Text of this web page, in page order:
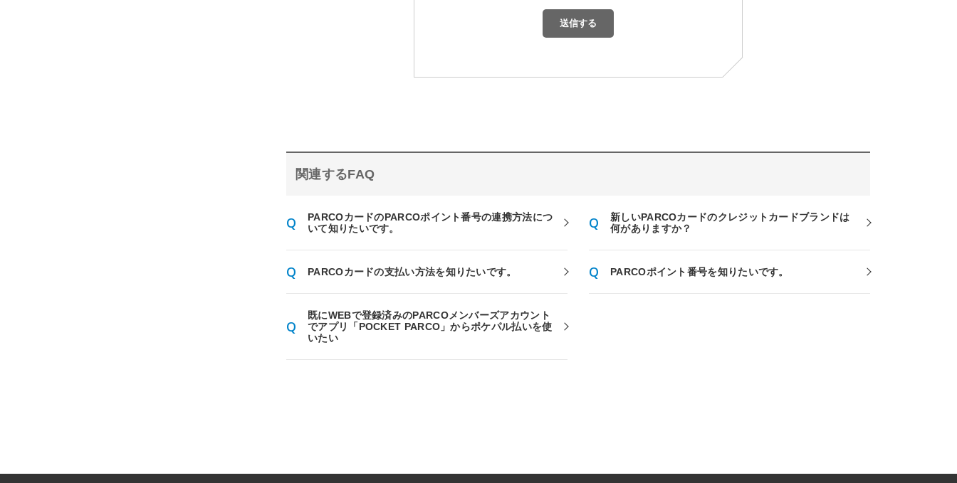
関連するFAQ
PARCOカードのPARCOポイント番号の連携方法につ
いて知りたいです。
新しいPARCOカードのクレジットカードブランドは
何がありますか？
PARCOカードの支払い方法を知りたいです。 PARCOポイント番号を知りたいです。
既にWEBで登録済みのPARCOメンバーズアカウント
でアプリ「POCKET PARCO」からポケパル払いを使
いたい